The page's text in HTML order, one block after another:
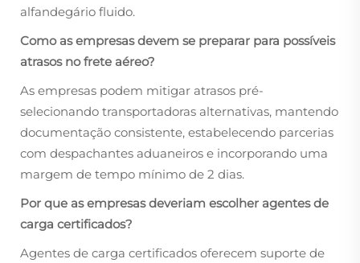
alfandegário fluido.
Como as empresas devem se preparar para possíveis
atrasos no frete aéreo?
As empresas podem mitigar atrasos pré-
selecionando transportadoras alternativas, mantendo
documentação consistente, estabelecendo parcerias
com despachantes aduaneiros e incorporando uma
margem de tempo mínimo de 2 dias.
Por que as empresas deveriam escolher agentes de
carga certificados?
Agentes de carga certificados oferecem suporte de